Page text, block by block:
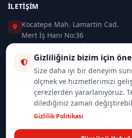
İLETIŞIM
Kocatepe Mah. Lamartin Cad.
Mert İş Hanı No:36
Taksim / Beyoğlu / İSTANBUL
0 (212) 235 37 83
0 (532) 418 08 46
info@merttrade.com
Gizliliğiniz bizim için
Size daha iyi bir deneyim
ölçmek ve hizmetlerimizi
çerezlerden yararlanıyoruz.
dilediğiniz zaman
Gizlilik Politikası